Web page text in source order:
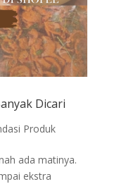
Dicari
Produk
ada matinya.
ekstra